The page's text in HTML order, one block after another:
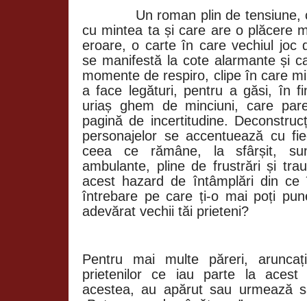
Un roman plin de tensiune,
cu mintea ta și care are o plăcere
eroare, o carte în care vechiul joc
se manifestă la cote alarmante și
momente de respiro, clipe în care
a face legături, pentru a găsi, în
uriaș ghem de minciuni, care
pagină de incertitudine.
personajelor se accentuează cu
ceea ce rămâne, la sfârșit,
ambulante, pline de frustrări și
acest hazard de întâmplări din
întrebare pe care ți-o mai poți
adevărat vechii tăi prieteni?
Pentru mai multe păreri,
prietenilor ce iau parte la acest
acestea, au apărut sau urmează